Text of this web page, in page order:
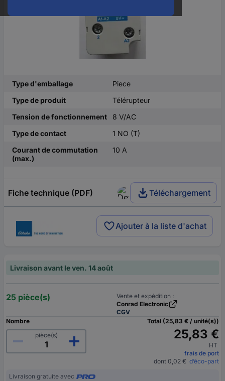
Type d'emballage
Piece
Type de produit
Télérupteur
Tension de fonctionnement
8 V/AC
Type de contact
1 NO (T)
Courant de commutation
(max.)
10 A
Fiche technique (PDF) Téléchargement
Ajouter à la liste d'achat
Livraison avant le ven. 14 août
25 pièce(s)
Vente et expédition :
Conrad Electronic
CGV
Nombre
pièce(s)
Total (25,83 € / unité(s))
25,83 €
HT
frais de port
dont 0,02 € d’éco-part
Livraison gratuite avec